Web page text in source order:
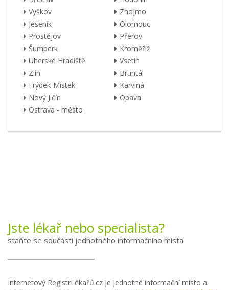
Vyškov
Znojmo
Jeseník
Olomouc
Prostějov
Přerov
Šumperk
Kroměříž
Uherské Hradiště
Vsetín
Zlín
Bruntál
Frýdek-Místek
Karviná
Nový Jičín
Opava
Ostrava - město
Jste lékař nebo specialista?
staňte se součástí jednotného informačního místa
Internetový RegistrLékařů.cz je jednotné informační místo a